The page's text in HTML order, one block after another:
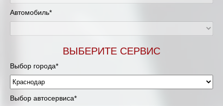
Автомобиль*
ВЫБЕРИТЕ СЕРВИС
Выбор города*
Выбор автосервиса*